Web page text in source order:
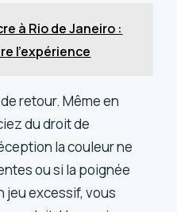
à Rio de Janeiro :
l’expérience
retour. Même en
du droit de
la couleur ne
ou si la poignée
excessif, vous